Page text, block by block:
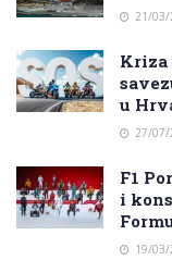
21/03/
u
27/07/
F1
i
19/03/